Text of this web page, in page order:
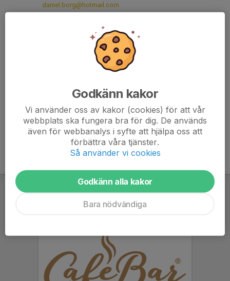
daniel.borg@hotmail.com
Carin Borg Telning
carin.telning@gmail.com
Ass.tränare/Sportsligt ansvarig
Mobil/telefon visas bara för inloggade
E-post visas bara för inloggade
Godkänn kakor
Vi använder oss av kakor (cookies) för att vår
webbplats ska fungera bra för dig. De används
även för webbanalys i syfte att hjälpa oss att
förbättra våra tjänster.
Så använder vi cookies
Godkänn alla kakor
Bara nödvändiga